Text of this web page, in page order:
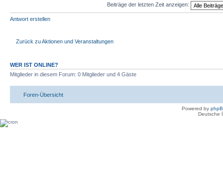
Beiträge der letzten Zeit anzeigen:
Antwort erstellen
Zurück zu Aktionen und Veranstaltungen
WER IST ONLINE?
Mitglieder in diesem Forum: 0 Mitglieder und 4 Gäste
Foren-Übersicht
Powered by
Deutsche